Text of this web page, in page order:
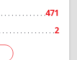
471
2